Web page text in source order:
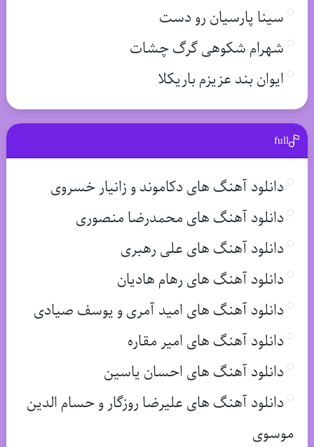
سینا پارسیان رو دست
شهرام شکوهی گرگ چشات
ایوان بند عزیزم باریکلا
full
دانلود آهنگ های دکاموند و زانیار خسروی
دانلود آهنگ های محمدرضا منصوری
دانلود آهنگ های علی رهبری
دانلود آهنگ های رهام هادیان
دانلود آهنگ های امید آمری و یوسف صیادی
دانلود آهنگ های امیر مقاره
دانلود آهنگ های احسان یاسین
دانلود آهنگ های علیرضا روزگار و حسام الدین
موسوی